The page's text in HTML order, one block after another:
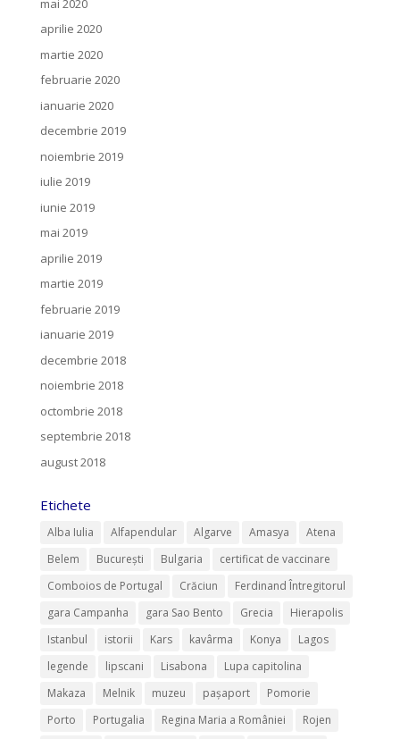
aprilie 2020
martie 2020
februarie 2020
ianuarie 2020
decembrie 2019
noiembrie 2019
iulie 2019
iunie 2019
mai 2019
aprilie 2019
martie 2019
februarie 2019
ianuarie 2019
decembrie 2018
noiembrie 2018
octombrie 2018
septembrie 2018
august 2018
Etichete
Alba Iulia Alfapendular Algarve Amasya
Atena
Belem
București Bulgaria
certificat de vaccinare
Comboios de Portugal
Crăciun
Ferdinand Întregitorul
gara Campanha
gara Sao Bento Grecia
Hierapolis
Istanbul
istorii Kars kavârma Konya
Lagos
legende
lipscani Lisabona
Lupa capitolina
Makaza
Melnik muzeu pașaport
Pomorie
Porto
Portugalia Regina Maria a României
Rojen